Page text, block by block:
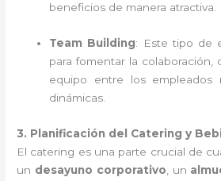
beneficios de manera atractiva.
Team Building: Este tipo de
para fomentar la colaboración,
equipo entre los empleados
dinámicas.
3. Planificación del Catering y
El catering es una parte crucial de
un desayuno corporativo , un